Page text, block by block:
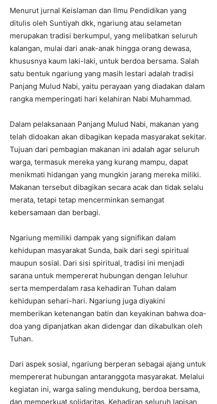
Menurut jurnal Keislaman dan Ilmu Pendidikan yang
ditulis oleh Suntiyah dkk, ngariung atau selametan
merupakan tradisi berkumpul, yang melibatkan seluruh
kalangan, mulai dari anak-anak hingga orang dewasa,
khususnya kaum laki-laki, untuk berdoa bersama. Salah
satu bentuk ngariung yang masih lestari adalah tradisi
Panjang Mulud Nabi, yaitu perayaan yang diadakan dalam
rangka memperingati hari kelahiran Nabi Muhammad.
Dalam pelaksanaan Panjang Mulud Nabi, makanan yang
telah didoakan akan dibagikan kepada masyarakat sekitar.
Tujuan dari pembagian makanan ini adalah agar seluruh
warga, termasuk mereka yang kurang mampu, dapat
menikmati hidangan yang mungkin jarang mereka miliki.
Makanan tersebut dibagikan secara acak dan tidak selalu
merata, tetapi tetap mencerminkan semangat
kebersamaan dan berbagi.
Ngariung memiliki dampak yang signifikan dalam
kehidupan masyarakat Sunda, baik dari segi spiritual
maupun sosial. Dari sisi spiritual, tradisi ini menjadi
sarana untuk mempererat hubungan dengan leluhur
serta memperdalam rasa kehadiran Tuhan dalam
kehidupan sehari-hari. Ngariung juga diyakini
memberikan ketenangan batin dan keyakinan bahwa doa-
doa yang dipanjatkan akan didengar dan dikabulkan oleh
Tuhan.
Dari aspek sosial, ngariung berperan sebagai ajang untuk
mempererat hubungan antaranggota masyarakat. Melalui
kegiatan ini, warga saling mendukung, berdoa bersama,
dan memperkuat solidaritas. Kehadiran seluruh lapisan